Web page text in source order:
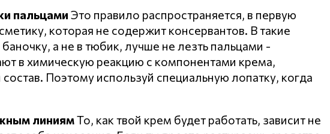
пальцами Это правило распространяется, в первую
которая не содержит консервантов. В такие
а не в тюбик, лучше не лезть пальцами -
в химическую реакцию с компонентами крема,
Поэтому используй специальную лопатку, когда
линиямТо, как твой крем будет работать, зависит не